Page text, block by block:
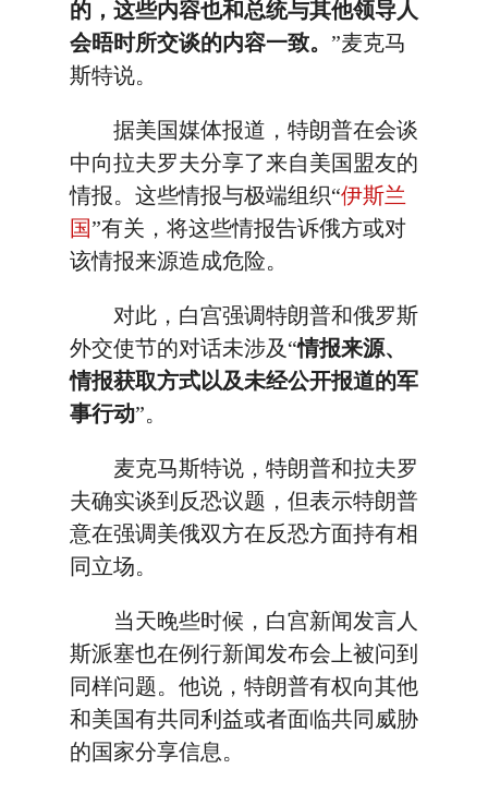
的，这些内容也和总统与其他领导人
会晤时所交谈的内容一致。 ”麦克马
斯特说。
据美国媒体报道，特朗普在会谈
中向拉夫罗夫分享了来自美国盟友的
情报。这些情报与极端组织“伊斯兰
国”有关，将这些情报告诉俄方或对
该情报来源造成危险。
对此，白宫强调特朗普和俄罗斯
外交使节的对话未涉及“情报来源、
情报获取方式以及未经公开报道的军
事行动”。
麦克马斯特说，特朗普和拉夫罗
夫确实谈到反恐议题，但表示特朗普
意在强调美俄双方在反恐方面持有相
同立场。
当天晚些时候，白宫新闻发言人
斯派塞也在例行新闻发布会上被问到
同样问题。他说，特朗普有权向其他
和美国有共同利益或者面临共同威胁
的国家分享信息。